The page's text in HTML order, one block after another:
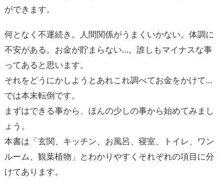
ができます。
何となく不運続き。人間関係がうまくいかない。体調に
不安がある。お金が貯まらない…。誰しもマイナスな事
ってあると思います。
それをどうにかしようとあれこれ調べてお金をかけて…
では本末転倒です。
まずはできる事から、ほんの少しの事から始めてみまし
ょう。
本書は「玄関、キッチン、お風呂、寝室、トイレ、ワン
ルーム、観葉植物」とわかりやすくそれぞれの項目に分
けてあります。